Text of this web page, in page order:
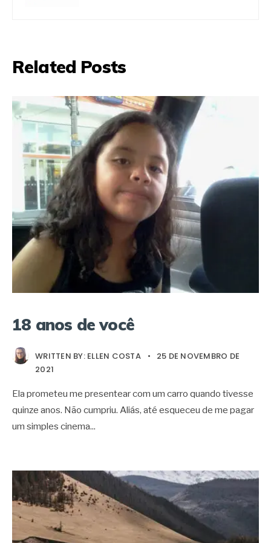
Related Posts
18 anos de você
WRITTEN BY: ELLEN COSTA •
25 DE NOVEMBRO DE
2021
Ela prometeu me presentear com um carro quando tivesse
quinze anos. Não cumpriu. Aliás, até esqueceu de me pagar
um simples cinema...